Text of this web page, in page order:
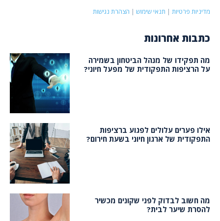
מדיניות פרטיות | תנאי שימוש | הצהרת נגישות
כתבות אחרונות
מה תפקידו של מנהל הביטחון בשמירה
על הרציפות התפקודית של מפעל חיוני?
אילו פערים עלולים לפגוע ברציפות
התפקודית של ארגון חיוני בשעת חירום?
מה חשוב לבדוק לפני שקונים מכשיר
להסרת שיער לבית?